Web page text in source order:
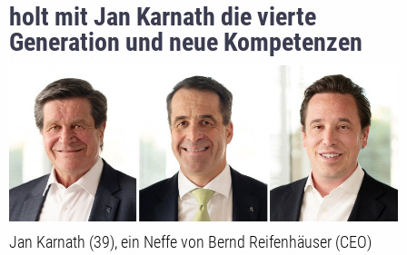
holt mit Jan Karnath die vierte
Generation und neue Kompetenzen
ins Familienunternehmen
Jan Karnath (39), ein Neffe von Bernd Reifenhäuser (CEO)